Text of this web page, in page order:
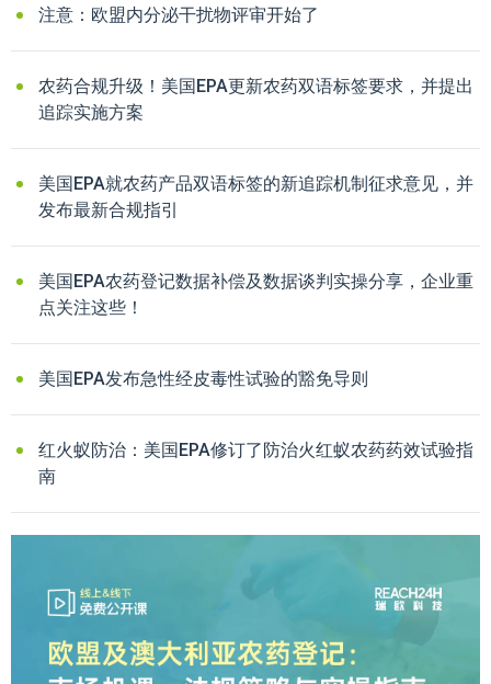
注意：欧盟内分泌干扰物评审开始了
农药合规升级！美国EPA更新农药双语标签要求，并提出
追踪实施方案
美国EPA就农药产品双语标签的新追踪机制征求意见，并
发布最新合规指引
美国EPA农药登记数据补偿及数据谈判实操分享，企业重
点关注这些！
美国EPA发布急性经皮毒性试验的豁免导则
红火蚁防治：美国EPA修订了防治火红蚁农药药效试验指
南